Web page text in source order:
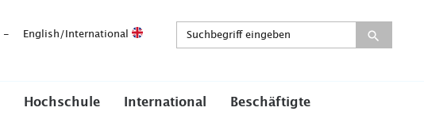
- English/International
Hochschule International Beschäftigte